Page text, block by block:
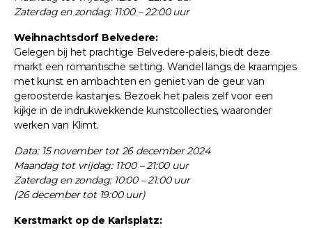
Zaterdag en zondag: 11:00 – 22:00 uur
Weihnachtsdorf Belvedere:
Gelegen bij het prachtige Belvedere-paleis, biedt deze
markt een romantische setting. Wandel langs de kraampjes
met kunst en ambachten en geniet van de geur van
geroosterde kastanjes. Bezoek het paleis zelf voor een
kijkje in de indrukwekkende kunstcollecties, waaronder
werken van Klimt.
Data: 15 november tot 26 december 2024
Maandag tot vrijdag: 11:00 – 21:00 uur
Zaterdag en zondag: 10:00 – 21:00 uur
(26 december tot 19:00 uur)
Kerstmarkt op de Karlsplatz: